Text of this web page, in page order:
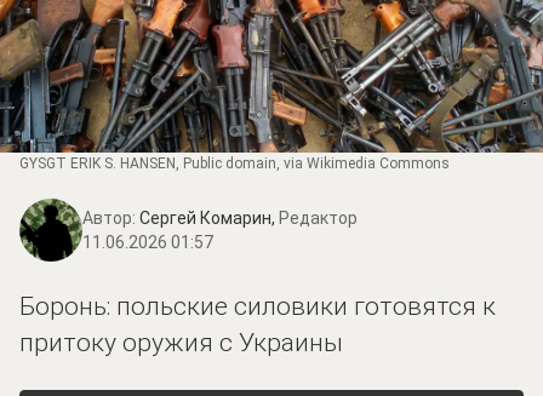
GYSGT ERIK S. HANSEN , Public domain, via Wikimedia Commons
Автор: Сергей Комарин, Редактор
11.06.2026 01:57
Боронь: польские силовики готовятся к
притоку оружия с Украины